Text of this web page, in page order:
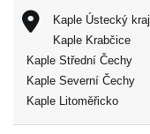
Kaple Ústecký kraj
Kaple Krabčice
Kaple Střední Čechy
Kaple Severní Čechy
Kaple Litoměřicko